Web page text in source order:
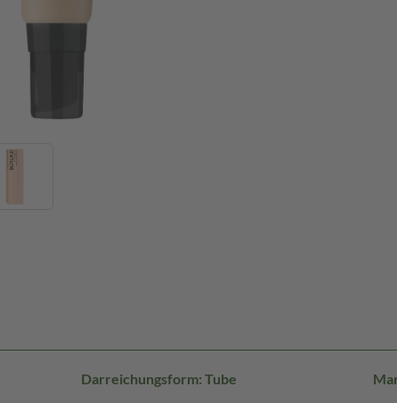
Darreichungsform: Tube